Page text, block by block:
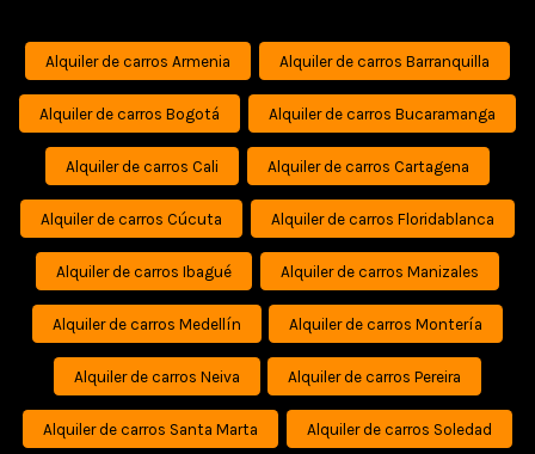
Alquiler de carros Armenia Alquiler de carros Barranquilla
Alquiler de carros Bogotá Alquiler de carros Bucaramanga
Alquiler de carros Cali Alquiler de carros Cartagena
Alquiler de carros Cúcuta Alquiler de carros Floridablanca
Alquiler de carros Ibagué Alquiler de carros Manizales
Alquiler de carros Medellín Alquiler de carros Montería
Alquiler de carros Neiva Alquiler de carros Pereira
Alquiler de carros Santa Marta Alquiler de carros Soledad